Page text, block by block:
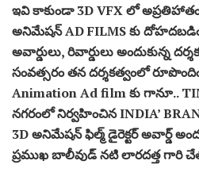
ఇవి కాకుండా 3D VFX లో
అనిమేషన్ AD FILMS కు
అవార్డులు, రివార్డులు అందుకున్న
సంవత్సరం తన దర్శకత్వంలో
Animation Ad film కు గానూ..
నగరంలో నిర్వహించిన INDIA’
3D అనిమేషన్ ఫిల్మ్ డైరెక్టర్ అవార్డ్
ప్రముఖ బాలీవుడ్ నటి లారదత్త గారి